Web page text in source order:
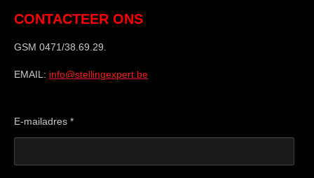
CONTACTEER ONS
GSM 0471/38.69.29.
EMAIL: info@stellingexpert.be
E-mailadres *